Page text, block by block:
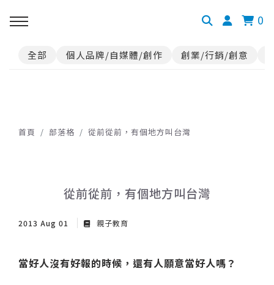
0
全部 個人品牌/自媒體/創作 創業/行銷/創意
首頁 部落格 從前從前，有個地方叫台灣
從前從前，有個地方叫台灣
2013 Aug 01 親子教育
當好人沒有好報的時候，還有人願意當好人嗎？